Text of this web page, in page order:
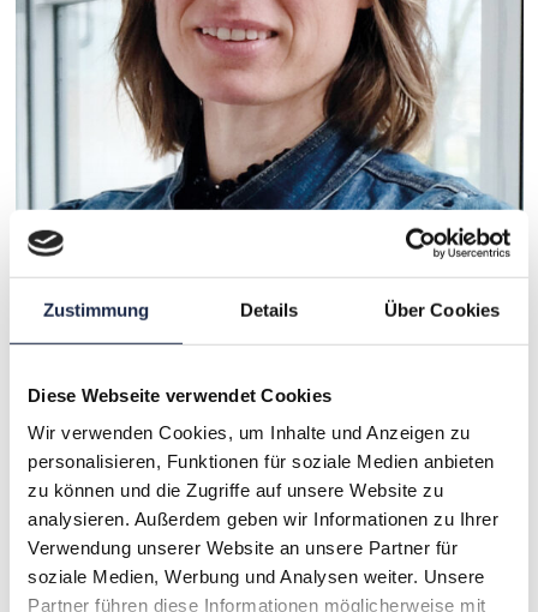
Zustimmung Details Über Cookies
Diese Webseite verwendet Cookies
Wir verwenden Cookies, um Inhalte und Anzeigen zu
personalisieren, Funktionen für soziale Medien anbieten
zu können und die Zugriffe auf unsere Website zu
analysieren. Außerdem geben wir Informationen zu Ihrer
Verwendung unserer Website an unsere Partner für
soziale Medien, Werbung und Analysen weiter. Unsere
Partner führen diese Informationen möglicherweise mit
Noreen Lengdobler
heise medien
Vita ansehen